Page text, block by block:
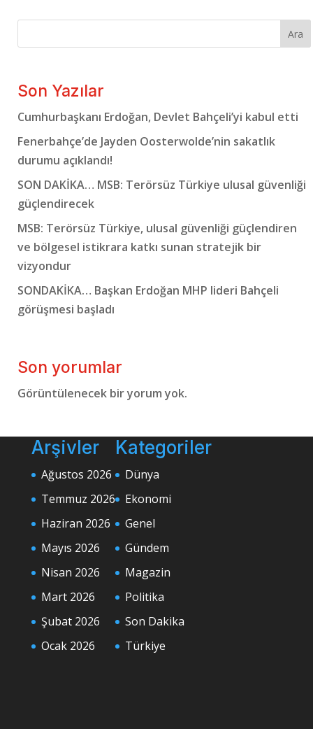
Ara
Son Yazılar
Cumhurbaşkanı Erdoğan, Devlet Bahçeli’yi kabul etti
Fenerbahçe’de Jayden Oosterwolde’nin sakatlık
durumu açıklandı!
SON DAKİKA… MSB: Terörsüz Türkiye ulusal güvenliği
güçlendirecek
MSB: Terörsüz Türkiye, ulusal güvenliği güçlendiren
ve bölgesel istikrara katkı sunan stratejik bir
vizyondur
SONDAKİKA… Başkan Erdoğan MHP lideri Bahçeli
görüşmesi başladı
Son yorumlar
Görüntülenecek bir yorum yok.
Arşivler
Ağustos 2026
Temmuz 2026
Haziran 2026
Mayıs 2026
Nisan 2026
Mart 2026
Şubat 2026
Ocak 2026
Kategoriler
Dünya
Ekonomi
Genel
Gündem
Magazin
Politika
Son Dakika
Türkiye